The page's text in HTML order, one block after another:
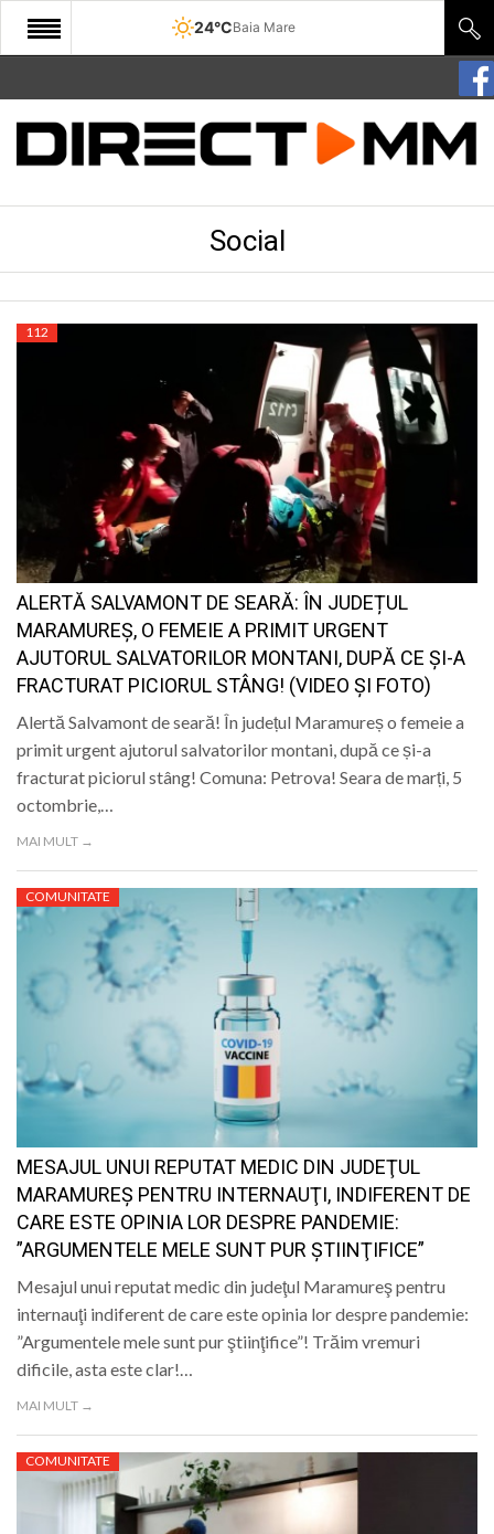
24°CBaia Mare
START
COMUNITATE
SANATATE
LIFE
Social
112
ALERTĂ SALVAMONT DE SEARĂ: ÎN JUDEȚUL
MARAMUREȘ, O FEMEIE A PRIMIT URGENT
AJUTORUL SALVATORILOR MONTANI, DUPĂ CE ȘI-A
FRACTURAT PICIORUL STÂNG! (VIDEO ȘI FOTO)
Alertă Salvamont de seară! În județul Maramureș o femeie a
primit urgent ajutorul salvatorilor montani, după ce și-a
fracturat piciorul stâng! Comuna: Petrova! Seara de marți, 5
octombrie,…
MAI MULT →
COMUNITATE
MESAJUL UNUI REPUTAT MEDIC DIN JUDEŢUL
MARAMUREŞ PENTRU INTERNAUŢI, INDIFERENT DE
CARE ESTE OPINIA LOR DESPRE PANDEMIE:
”ARGUMENTELE MELE SUNT PUR ŞTIINŢIFICE”
Mesajul unui reputat medic din judeţul Maramureş pentru
internauţi indiferent de care este opinia lor despre pandemie:
”Argumentele mele sunt pur ştiinţifice”! Trăim vremuri
dificile, asta este clar!…
MAI MULT →
COMUNITATE